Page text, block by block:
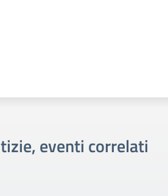
eventi correlati